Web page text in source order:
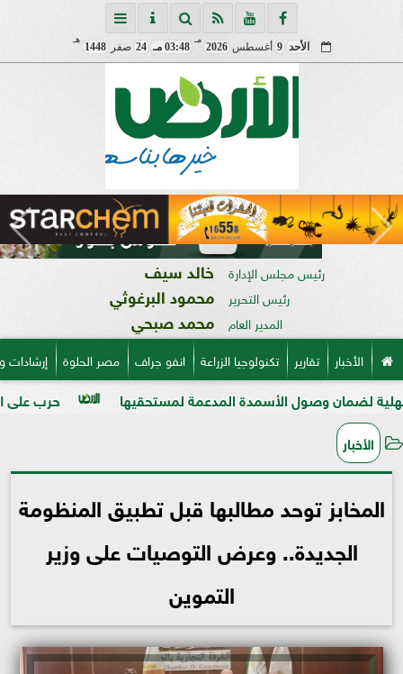
الأحد 9 أغسطس2026
مـ
03:48 مـ 24 صفر1448
هـ
رئيس مجلس الإدارة خالد سيف
رئيس التحرير محمود البرغوثي
المدير العام محمد صبحي
الأخبار تقارير تكنولوجيا الزراعة انفو جراف مصر الحلوة
حرب على السوق وصول الأسمدة المدعمة لمستحقيها
الأخبار
المخابز توحد مطالبها قبل تطبيق المنظومة
الجديدة.. وعرض التوصيات على وزير
التموين